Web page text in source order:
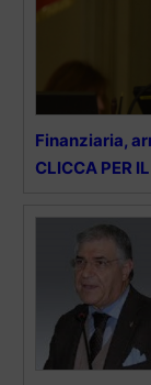
Finanziaria,
CLICCA PER